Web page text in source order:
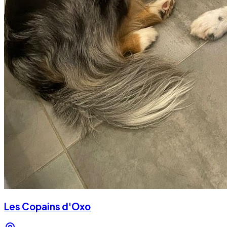
Les Copains d'Oxo